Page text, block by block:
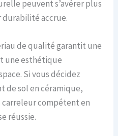
peuvent s’avérer plus
durabilité accrue.
de qualité garantit une
une esthétique
Si vous décidez
de sol en céramique,
compétent en
réussie.